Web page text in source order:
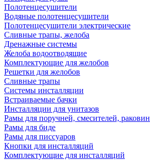
Полотенцесушители
Водяные полотенцесушители
Полотенцесушители электрические
Сливные трапы, желоба
Дренажные системы
Желоба водоотводящие
Комплектующие для желобов
Решетки для желобов
Сливные трапы
Системы инсталляции
Встраиваемые бачки
Инсталляции для унитазов
Рамы для поручней, смесителей, раковин
Рамы для биде
Рамы для писсуаров
Кнопки для инсталляций
Комплектующие для инсталляций